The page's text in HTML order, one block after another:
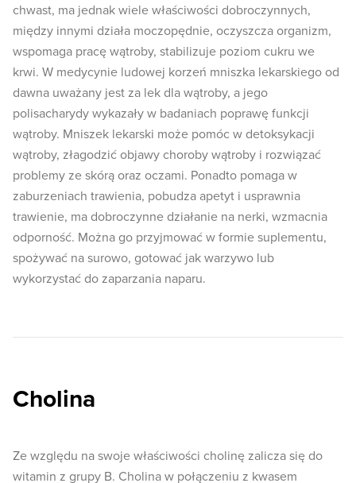
chwast, ma jednak wiele właściwości dobroczynnych,
między innymi działa moczopędnie, oczyszcza organizm,
wspomaga pracę wątroby, stabilizuje poziom cukru we
krwi. W medycynie ludowej korzeń mniszka lekarskiego od
dawna uważany jest za lek dla wątroby, a jego
polisacharydy wykazały w badaniach poprawę funkcji
wątroby. Mniszek lekarski może pomóc w detoksykacji
wątroby, złagodzić objawy choroby wątroby i rozwiązać
problemy ze skórą oraz oczami. Ponadto pomaga w
zaburzeniach trawienia, pobudza apetyt i usprawnia
trawienie, ma dobroczynne działanie na nerki, wzmacnia
odporność. Można go przyjmować w formie suplementu,
spożywać na surowo, gotować jak warzywo lub
wykorzystać do zaparzania naparu.
Cholina
Ze względu na swoje właściwości cholinę zalicza się do
witamin z grupy B. Cholina w połączeniu z kwasem